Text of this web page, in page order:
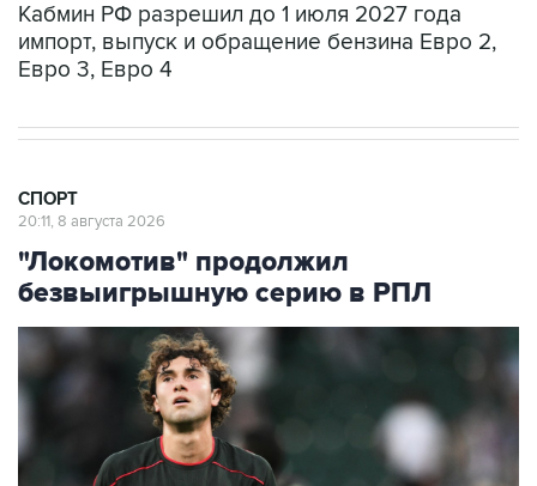
Кабмин РФ разрешил до 1 июля 2027 года
импорт, выпуск и обращение бензина Евро 2,
Евро 3, Евро 4
СПОРТ
20:11, 8 августа 2026
"Локомотив" продолжил
безвыигрышную серию в РПЛ